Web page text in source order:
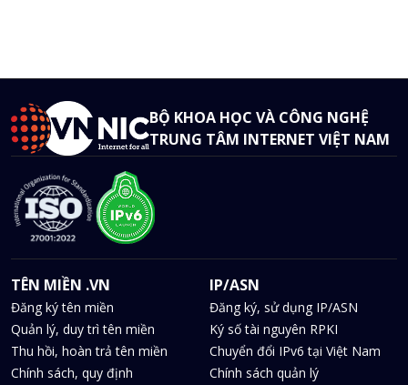
BỘ KHOA HỌC VÀ CÔNG NGHỆ
TRUNG TÂM INTERNET VIỆT NAM
TÊN MIỀN .VN
Đăng ký tên miền
Quản lý, duy trì tên miền
Thu hồi, hoàn trả tên miền
Chính sách, quy định
IP/ASN
Đăng ký, sử dụng IP/ASN
Ký số tài nguyên RPKI
Chuyển đổi IPv6 tại Việt Nam
Chính sách quản lý